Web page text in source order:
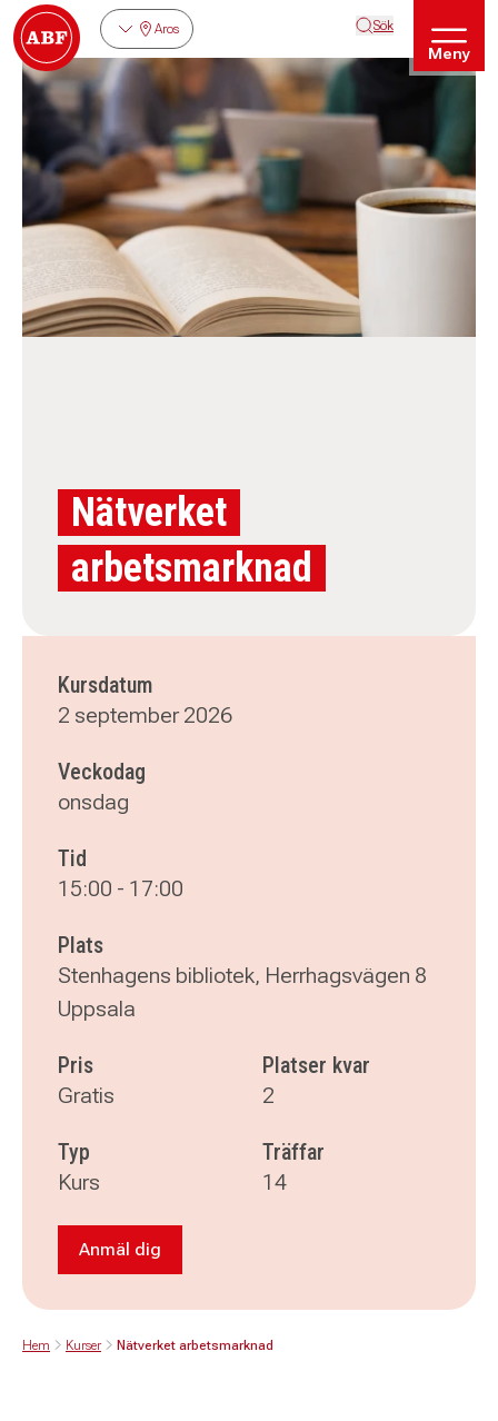
Aros Sök
Meny
Nätverket
arbetsmarknad
Kursdatum
2 september 2026
Veckodag
onsdag
Tid
15:00 - 17:00
Plats
Stenhagens bibliotek, Herrhagsvägen 8
Uppsala
Pris
Gratis
Platser kvar
2
Typ
Kurs
Träffar
14
Anmäl dig till Nätverket arbetsmarknad
Anmäl dig
Hem Kurser Nätverket arbetsmarknad